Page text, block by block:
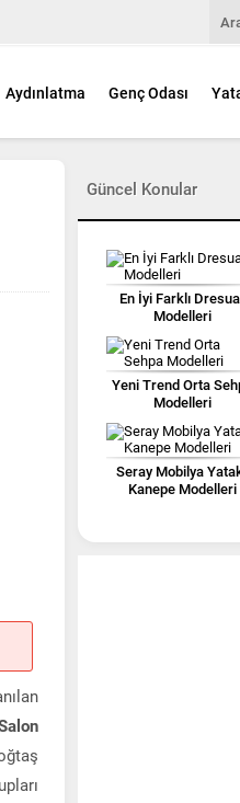
Aydınlatma Genç Odası
Güncel Konular
En İyi Farklı
Modelleri
Yeni Trend Orta
Modelleri
Seray Mobilya
Kanepe Modelleri